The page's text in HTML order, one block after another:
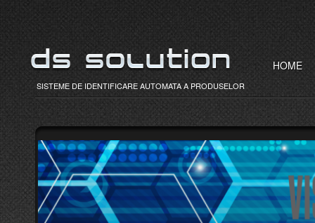
SISTEME DE IDENTIFICARE AUTOMATA A PRODUSELOR
HOME